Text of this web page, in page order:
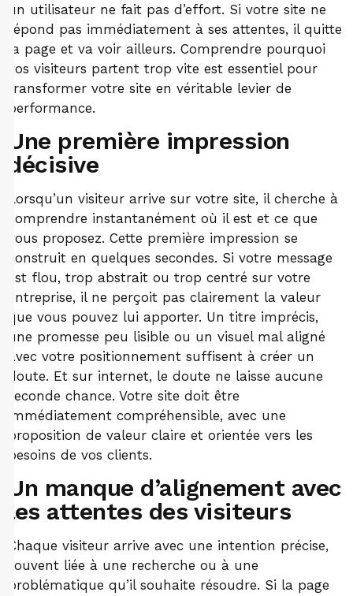
un utilisateur ne fait pas d’effort. Si votre site ne
répond pas immédiatement à ses attentes, il quitte
la page et va voir ailleurs. Comprendre pourquoi
vos visiteurs partent trop vite est essentiel pour
transformer votre site en véritable levier de
performance.
Une première impression
décisive
Lorsqu’un visiteur arrive sur votre site, il cherche à
comprendre instantanément où il est et ce que
vous proposez. Cette première impression se
construit en quelques secondes. Si votre message
est flou, trop abstrait ou trop centré sur votre
entreprise, il ne perçoit pas clairement la valeur
que vous pouvez lui apporter. Un titre imprécis,
une promesse peu lisible ou un visuel mal aligné
avec votre positionnement suffisent à créer un
doute. Et sur internet, le doute ne laisse aucune
seconde chance. Votre site doit être
immédiatement compréhensible, avec une
proposition de valeur claire et orientée vers les
besoins de vos clients.
Un manque d’alignement avec
les attentes des visiteurs
Chaque visiteur arrive avec une intention précise,
souvent liée à une recherche ou à une
problématique qu’il souhaite résoudre. Si la page